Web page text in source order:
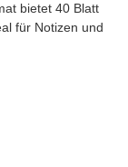
bietet 40 Blatt
für Notizen und